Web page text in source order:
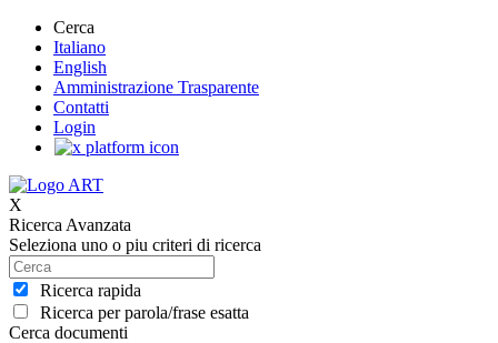
Cerca
Italiano
English
Amministrazione Trasparente
Contatti
Login
X
Ricerca Avanzata
Seleziona uno o piu criteri di ricerca
Ricerca rapida
Ricerca per parola/frase esatta
Cerca documenti